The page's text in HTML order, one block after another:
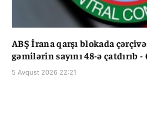
ABŞ İrana qarşı blokada
gəmilərin sayını 48-ə çatdırıb -
5 Avqust 2026 22:21